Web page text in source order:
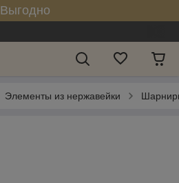
Выгодно
Элементы из нержавейки